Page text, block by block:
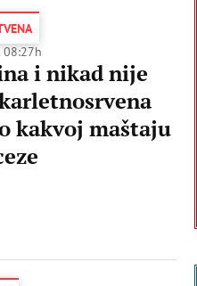
08:27h
i nikad nije
kakvoj maštaju